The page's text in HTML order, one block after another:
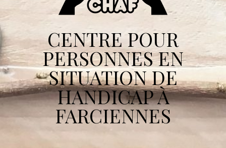
CENTRE POUR
PERSONNES EN
SITUATION DE
HANDICAP À
FARCIENNES